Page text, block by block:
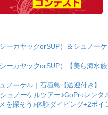
ーカヤックorSUP）＆シュノー
ーカヤックorSUP）【美ら海水
ノーケル｜石垣島【送迎付き】
ュノーケルツアー♪GoProレンタ
を探そう♪体験ダイビング+2ポイ